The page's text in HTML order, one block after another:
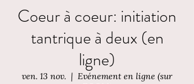
Coeur à coeur: initiation
tantrique à deux (en
ligne)
ven. 13 nov.
  |
Evénement en ligne (sur